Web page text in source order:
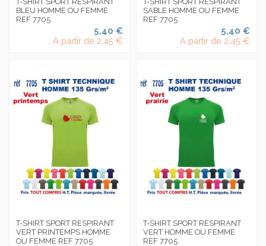
BLEU HOMME OU FEMME
REF 7705
5,40 €
A partir de 2,45 €
SABLE HOMME OU FEMME
REF 7705
5,40 €
A partir de 2,45 €
T-SHIRT SPORT RESPIRANT
VERT PRINTEMPS HOMME
OU FEMME REF 7705
T-SHIRT SPORT RESPIRANT
VERT HOMME OU FEMME
REF 7705